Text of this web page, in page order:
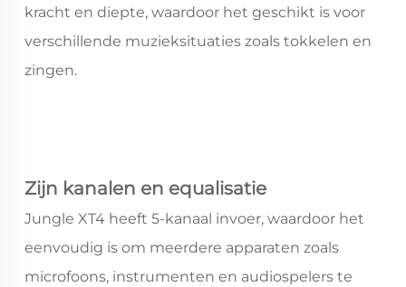
kracht en diepte, waardoor het geschikt is voor
verschillende muzieksituaties zoals tokkelen en
zingen.
Zijn kanalen en equalisatie
Jungle XT4 heeft 5-kanaal invoer, waardoor het
eenvoudig is om meerdere apparaten zoals
microfoons, instrumenten en audiospelers te